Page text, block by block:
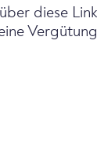
diese